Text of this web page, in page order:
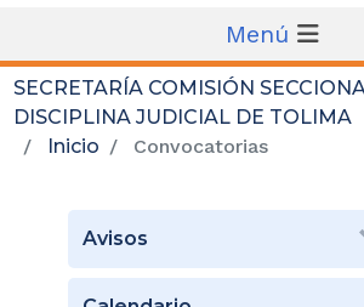
Menú
SECRETARÍA COMISIÓN
DISCIPLINA JUDICIAL DE TOLIMA
Inicio
Convocatorias
Avisos